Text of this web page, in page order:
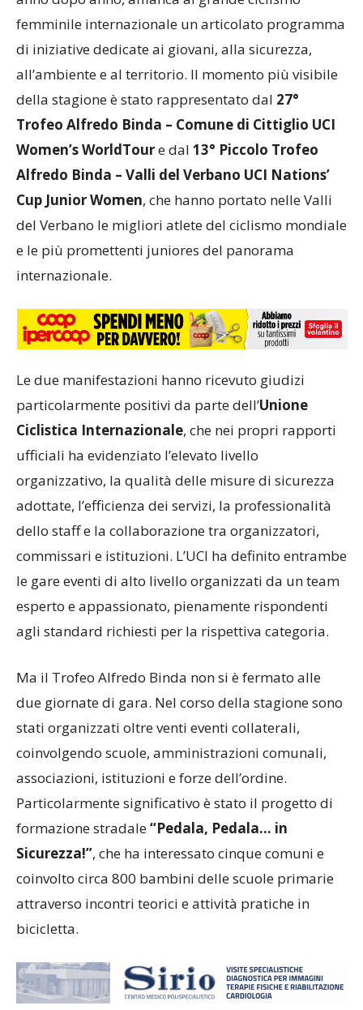
femminile internazionale un articolato programma
di iniziative dedicate ai giovani, alla sicurezza,
all’ambiente e al territorio. Il momento più visibile
della stagione è stato rappresentato dal 27°
Trofeo Alfredo Binda – Comune di Cittiglio UCI
Women’s WorldToure dal 13° Piccolo Trofeo
Alfredo Binda – Valli del Verbano UCI Nations’
Cup Junior Women, che hanno portato nelle Valli
del Verbano le migliori atlete del ciclismo mondiale
e le più promettenti juniores del panorama
internazionale.
Le due manifestazioni hanno ricevuto giudizi
particolarmente positivi da parte dell’
Ciclistica Internazionale
organizzativo, la qualità delle misure di sicurezza
adottate, l’efficienza dei servizi, la professionalità
dello staff e la collaborazione tra organizzatori,
associazioni, istituzioni e forze dell’ordine.
Particolarmente significativo è stato il progetto di
formazione stradale